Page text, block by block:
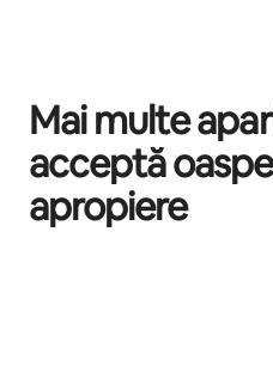
Mai multe
acceptă
apropiere